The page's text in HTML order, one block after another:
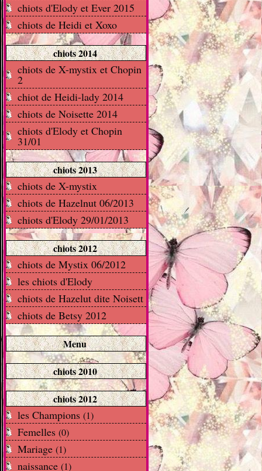
chiots d'Elody et Ever 2015
chiots de Heidi et Xoxo
chiots 2014
chiots de X-mystix et Chopin
2
chiot de Heidi-lady 2014
chiots de Noisette 2014
chiots d'Elody et Chopin
31/01
chiots 2013
chiots de X-mystix
chiots de Hazelnut 06/2013
chiots d'Elody 29/01/2013
chiots 2012
chiots de Mystix 06/2012
les chiots d'Elody
chiots de Hazelut dite Noisett
chiots de Betsy 2012
Menu
chiots 2010
chiots 2012
les Champions (1)
Femelles (0)
Mariage (1)
naissance (1)